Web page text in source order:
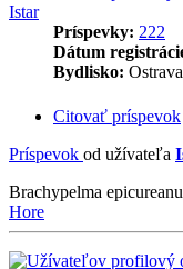
Istar
Príspevky: 222
Dátum
Bydlisko: Ostrava
Citovať príspevok
Príspevok od užívateľa
Brachypelma
Hore